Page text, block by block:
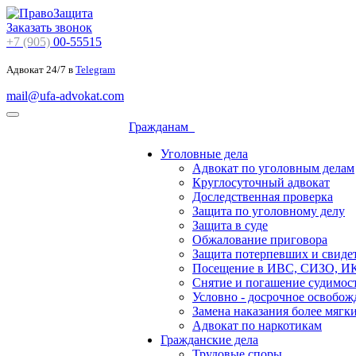
Заказать звонок
+7 (905) 00-55515
Адвокат 24/7 в Telegram
mail@ufa-advokat.com
Гражданам
Уголовные дела
Адвокат по уголовным делам
Круглосуточный адвокат
Доследственная проверка
Защита по уголовному делу
Защита в суде
Обжалование приговора
Защита потерпевших и
Посещение в ИВС, СИЗО,
Снятие и погашение
Условно - досрочное
Замена наказания более
Адвокат по наркотикам
Гражданские дела